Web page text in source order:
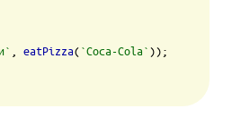
eatPizza( `Coca-Cola`